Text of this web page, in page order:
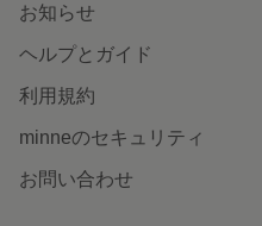
お知らせ
ヘルプとガイド
利用規約
minneのセキュリティ
お問い合わせ